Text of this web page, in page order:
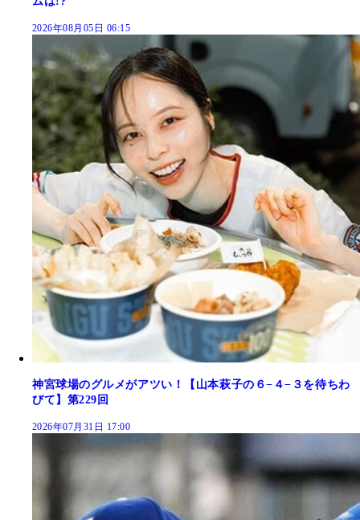
2026年08月05日 06:15
神宮球場のグルメがアツい！【山本萩子の６−４−３を待ちわ
びて】第229回
2026年07月31日 17:00